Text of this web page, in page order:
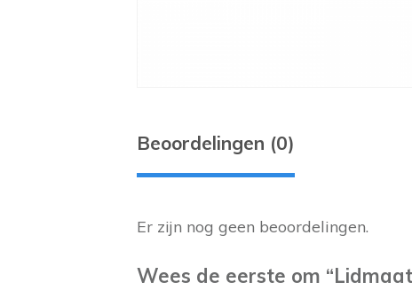
Beoordelingen (0)
Er zijn nog geen beoordelingen.
Wees de eerste om